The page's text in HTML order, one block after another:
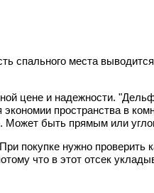
спального места
цене и надежности.
пространства в
Может быть прямым или
покупке нужно проверить
что в этот отсек